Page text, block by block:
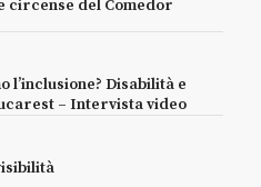
circense del Comedor
l’inclusione? Disabilità e
– Intervista video